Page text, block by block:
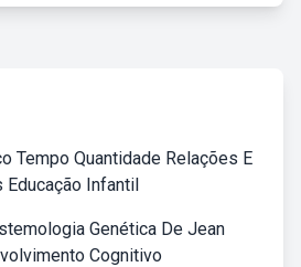
Tempo Quantidade Relações E
Educação Infantil
Genética De Jean
Cognitivo